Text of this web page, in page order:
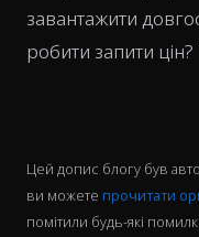
завантажити
робити запити цін?
Цей допис блогу був
ви можете прочитати
помітили будь-які